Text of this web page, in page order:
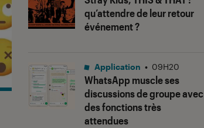
qu’attendre de leur retour
événement ?
WhatsApp muscle ses
discussions de groupe avec
des fonctions très
attendues
Application • 09H20